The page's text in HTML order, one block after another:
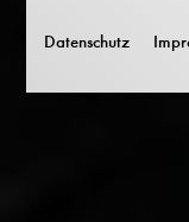
Datenschutz